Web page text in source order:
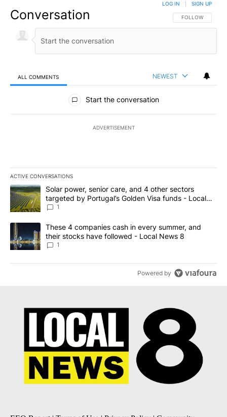
Conversation FOLLOW THIS
FOLLOW
LOG IN SIGN UP
ALL COMMENTS NEWEST
All Comments
Start the conversation
ADVERTISEMENT
ACTIVE CONVERSATIONS
The following is a list of the most commented articles in the last
A trending article titled "Solar power, senior care, and 4 other
Solar power, senior care, and 4 other sectors
targeted by Portugal’s Golden Visa funds - Local
News 8
1
A trending article titled "These 4 companies cash in every
These 4 companies cash in every summer, and
their stocks have followed - Local News 8
1
Powered by